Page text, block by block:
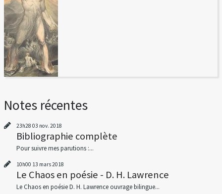
Notes récentes
23h28 03 nov. 2018
Bibliographie complète
Pour suivre mes parutions :...
10h00 13 mars 2018
Le Chaos en poésie - D. H. Lawrence
Le Chaos en poésie D. H. Lawrence ouvrage bilingue...